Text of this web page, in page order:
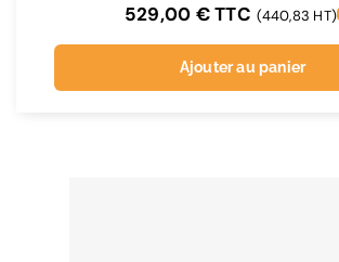
529,00 €TTC (440,83 HT)
Ajouter au panier